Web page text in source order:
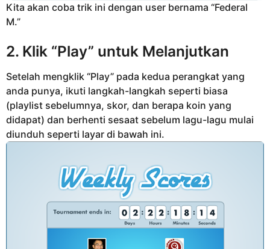
Kita akan coba trik ini dengan user bernama “Federal
M.”
2. Klik “Play” untuk Melanjutkan
Setelah mengklik “Play” pada kedua perangkat yang
anda punya, ikuti langkah-langkah seperti biasa
(playlist sebelumnya, skor, dan berapa koin yang
didapat) dan berhenti sesaat sebelum lagu-lagu mulai
diunduh seperti layar di bawah ini.